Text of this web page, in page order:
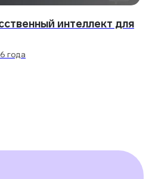
интеллект для
года
система